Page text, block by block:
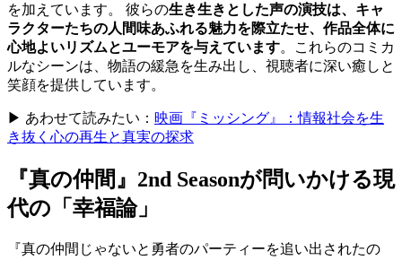
を加えています。 彼らの生き生きとした声の演技は、キャ
ラクターたちの人間味あふれる魅力を際立たせ、作品全体に
心地よいリズムとユーモアを与えています。これらのコミカ
ルなシーンは、物語の緩急を生み出し、視聴者に深い癒しと
笑顔を提供しています。
▶ あわせて読みたい： 映画『ミッシング』：情報社会を生
き抜く心の再生と真実の探求
『真の仲間』2nd Seasonが問いかける現
代の「幸福論」
『真の仲間じゃないと勇者のパーティーを追い出されたの